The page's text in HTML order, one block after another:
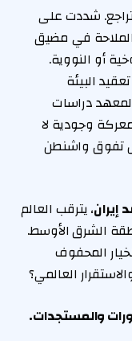
شددت على
في مضيق
أو النووية.
البيئة
دراسات
وجودية لا
تفوق واشنطن
إيران، يترقب العالم
الشرق الأوسط.
المحفوف
العالمي؟
والمستجدات.